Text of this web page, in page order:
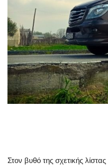
Στον βυθό της σχετικής